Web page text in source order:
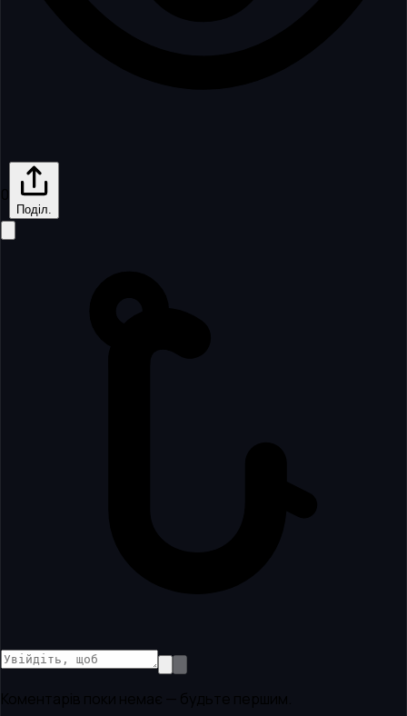
Поділ.